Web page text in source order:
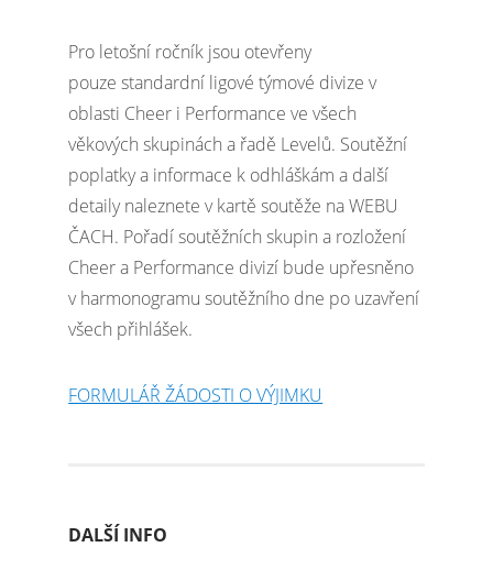
Pro letošní ročník jsou otevřeny
pouze standardní ligové týmové divize v
oblasti Cheer i Performance ve všech
věkových skupinách a řadě Levelů. Soutěžní
poplatky a informace k odhláškám a další
detaily naleznete v kartě soutěže na WEBU
ČACH. Pořadí soutěžních skupin a rozložení
Cheer a Performance divizí bude upřesněno
v harmonogramu soutěžního dne po uzavření
všech přihlášek.
FORMULÁŘ ŽÁDOSTI O VÝJIMKU
DALŠÍ INFO